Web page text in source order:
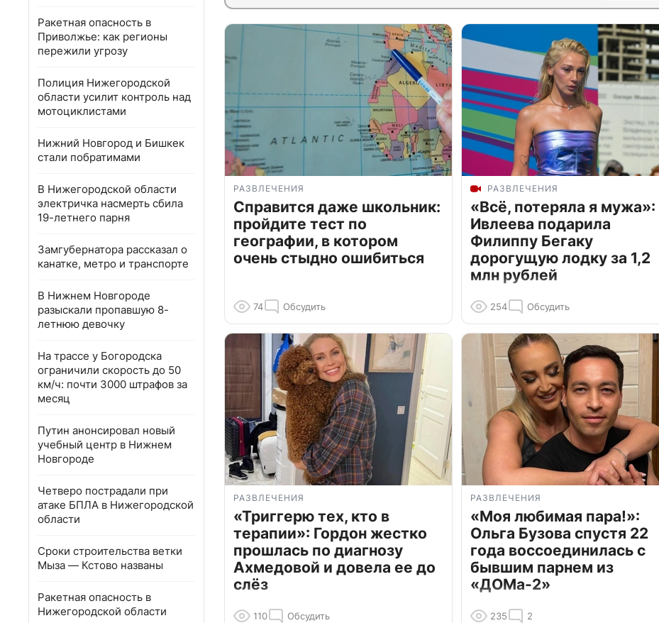
Ракетная опасность в
Приволжье: как регионы
пережили угрозу
Полиция Нижегородской
области усилит контроль над
мотоциклистами
Нижний Новгород и Бишкек
стали побратимами
В Нижегородской области
электричка насмерть сбила
19-летнего парня
Замгубернатора рассказал о
канатке, метро и транспорте
В Нижнем Новгороде
разыскали пропавшую 8-
летнюю девочку
На трассе у Богородска
ограничили скорость до 50
км/ч: почти 3000 штрафов за
месяц
Путин анонсировал новый
учебный центр в Нижнем
Новгороде
Четверо пострадали при
атаке БПЛА в Нижегородской
области
Сроки строительства ветки
Мыза — Кстово названы
Ракетная опасность в
Нижегородской области
РАЗВЛЕЧЕНИЯ
Справится даже школьник:
пройдите тест по
географии, в котором
очень стыдно ошибиться
74 Обсудить
РАЗВЛЕЧЕНИЯ
«Всё, потеряла я мужа»:
Ивлеева подарила
Филиппу Бегаку
дорогущую лодку за 1,2
млн рублей
254 Обсудить
РАЗВЛЕЧЕНИЯ
«Триггерю тех, кто в
терапии»: Гордон жестко
прошлась по диагнозу
Ахмедовой и довела ее до
слёз
110 Обсудить
РАЗВЛЕЧЕНИЯ
«Моя любимая пара!»:
Ольга Бузова спустя 22
года воссоединилась с
бывшим парнем из
«ДОМа-2»
235 2